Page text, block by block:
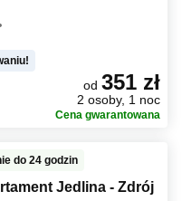
od 351 zł
2 osoby, 1 noc
Cena gwarantowana
do 24 godzin
Jedlina - Zdrój